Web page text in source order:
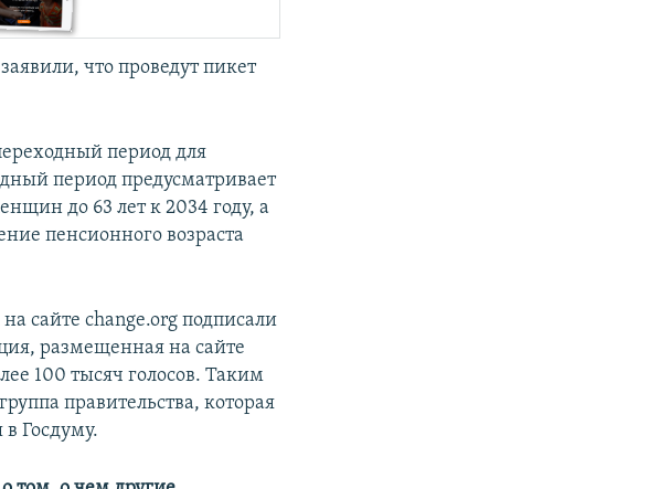
что проведут пикет
период для
период предусматривает
до 63 лет к 2034 году, а
пенсионного возраста
сайте change.org подписали
размещенная на сайте
100 тысяч голосов. Таким
правительства, которая
Госдуму.